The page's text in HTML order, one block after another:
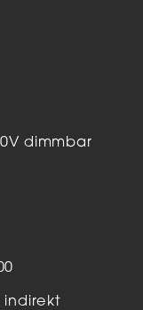
dimmbar
indirekt